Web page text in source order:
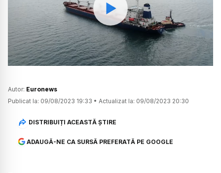
Watch
Autor: Euronews
Publicat la: 09/08/2023 19:33 • Actualizat la: 09/08/2023 20:30
DISTRIBUIȚI ACEASTĂ ȘTIRE
ADAUGĂ-NE CA SURSĂ PREFERATĂ PE GOOGLE